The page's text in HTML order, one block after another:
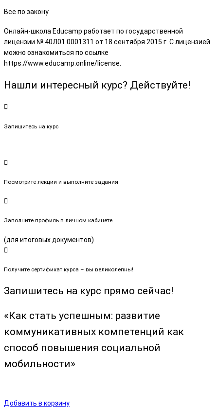
Все по закону
Онлайн-школа Educamp работает по государственной
лицензии № 40Л01 0001311 от 18 сентября 2015 г. С лицензией
можно ознакомиться по ссылке
https://www.educamp.online/license.
Нашли интересный курс? Действуйте!
Запишитесь на курс
Посмотрите лекции и выполните задания
Заполните профиль в личном кабинете
(для итоговых документов)
Получите сертификат курса – вы великолепны!
Запишитесь на курс прямо сейчас!
«Как стать успешным: развитие
коммуникативных компетенций как
способ повышения социальной
мобильности»
Добавить в корзину